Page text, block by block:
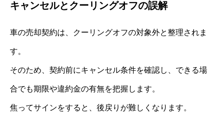
キャンセルとクーリングオフの誤解
車の売却契約は、クーリングオフの対象外と整理されま
す。
そのため、契約前にキャンセル条件を確認し、できる場
合でも期限や違約金の有無を把握します。
焦ってサインをすると、後戻りが難しくなります。